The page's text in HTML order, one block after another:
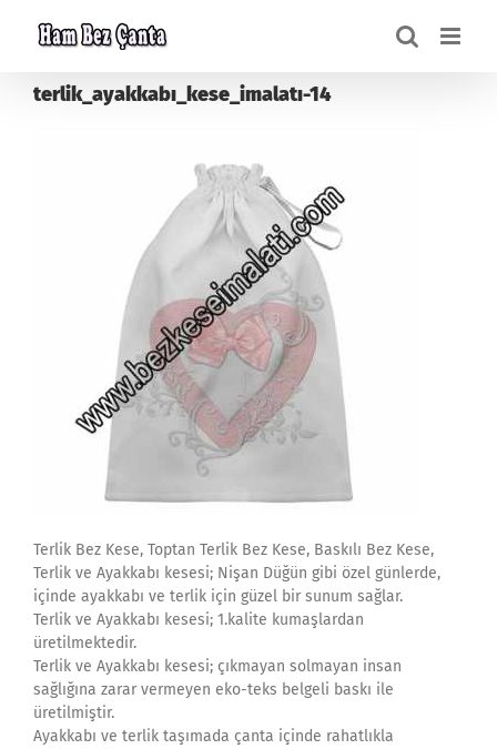
terlik_ayakkabı_kese_imalatı-14
Terlik Bez Kese, Toptan Terlik Bez Kese, Baskılı Bez Kese,
Terlik ve Ayakkabı kesesi; Nişan Düğün gibi özel günlerde,
içinde ayakkabı ve terlik için güzel bir sunum sağlar.
Terlik ve Ayakkabı kesesi; 1.kalite kumaşlardan
üretilmektedir.
Terlik ve Ayakkabı kesesi; çıkmayan solmayan insan
sağlığına zarar vermeyen eko-teks belgeli baskı ile
üretilmiştir.
Ayakkabı ve terlik taşımada çanta içinde rahatlıkla